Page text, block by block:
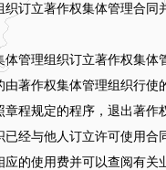
立著作权集体管理合同
理组织订立著作权集体
著作权集体管理组织行使
规定的程序，退出著作
已经与他人订立许可使用
的使用费并可以查阅有关